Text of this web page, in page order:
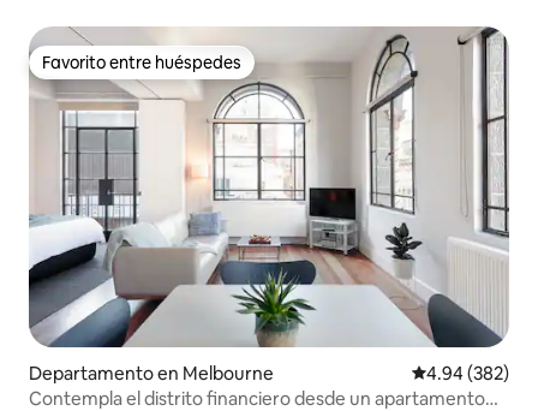
Favorito entre huéspedes
Favorito entre huéspedes
Departamento en Melbourne Calificación
4.94 (382)
Contempla el distrito financiero desde un apartamento